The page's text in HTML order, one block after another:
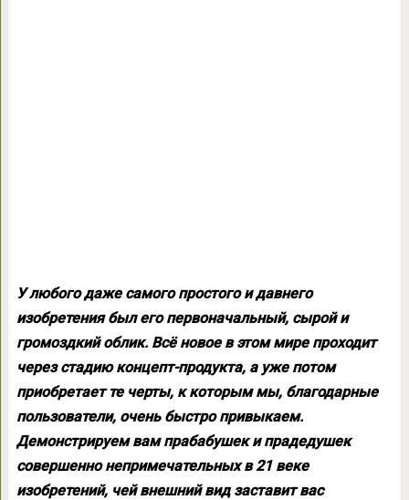
У любого даже самого простого и давнего
изобретения был его первоначальный, сырой и
громоздкий облик. Всё новое в этом мире проходит
через стадию концепт-продукта, а уже потом
приобретает те черты, к которым мы, благодарные
пользователи, очень быстро привыкаем.
Демонстрируем вам прабабушек и прадедушек
совершенно непримечательных в 21 веке
изобретений, чей внешний вид заставит вас